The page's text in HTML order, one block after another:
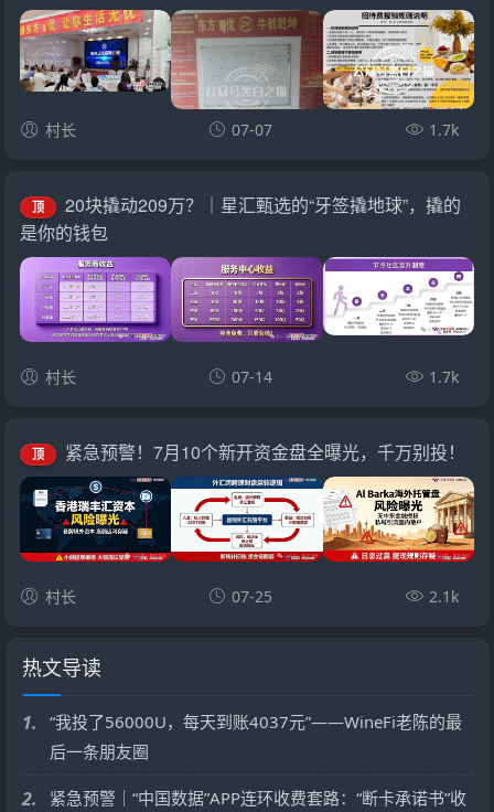
村长 07-07 1.7k
顶
20块撬动209万？｜星汇甄选的“牙签撬地球”，撬的
是你的钱包
村长 07-14 1.7k
顶 紧急预警！7月10个新开资金盘全曝光，千万别投！
村长 07-25 2.1k
热文导读
1.
“我投了56000U，每天到账4037元”——WineFi老陈的最
后一条朋友圈
2.
紧急预警｜“中国数据”APP连环收费套路：“断卡承诺书”收